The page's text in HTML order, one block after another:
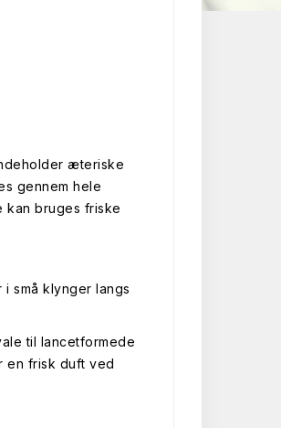
æteriske
gennem hele
kan bruges friske
små klynger langs
til lancetformede
en frisk duft ved